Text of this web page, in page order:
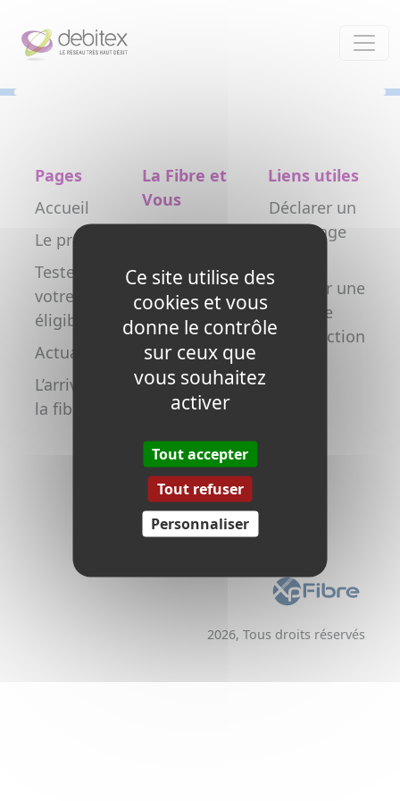
Pages
Accueil
Le projet
Testez
votre
éligibilité
Actualités
L’arrivée de
la fibre
La Fibre et
Vous
Particulier
Collectivité
Opérateur
Copropriétés
/ syndics
Promoteurs /
Aménageurs
Liens utiles
Déclarer un
dommage
Déclarer une
nouvelle
construction
2026, Tous droits réservés
Ce site utilise des
cookies et vous
donne le contrôle
sur ceux que
vous souhaitez
activer
Tout accepter
Tout refuser
Personnaliser